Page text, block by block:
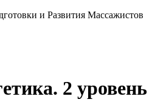
и Развития Массажистов
2 уровень